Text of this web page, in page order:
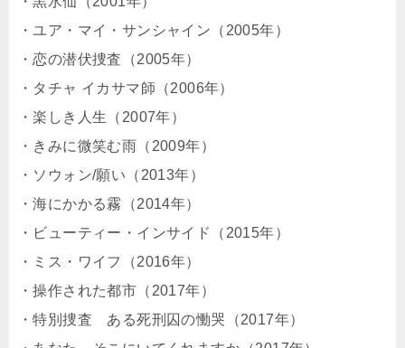
・ユア・マイ・サンシャイン（2005年）
・恋の潜伏捜査（2005年）
・タチャ イカサマ師（2006年）
・楽しき人生（2007年）
・きみに微笑む雨（2009年）
・ソウォン/願い（2013年）
・海にかかる霧（2014年）
・ビューティー・インサイド（2015年）
・ミス・ワイフ（2016年）
・操作された都市（2017年）
・特別捜査 ある死刑囚の慟哭（2017年）